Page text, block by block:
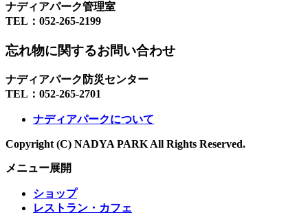
ナディアパーク管理室
TEL： 052-265-2199
忘れ物に関するお問い合わせ
ナディアパーク防災センター
TEL： 052-265-2701
ナディアパークについて
Copyright (C) NADYA PARK All Rights Reserved.
メニュー展開
ショップ
レストラン・カフェ